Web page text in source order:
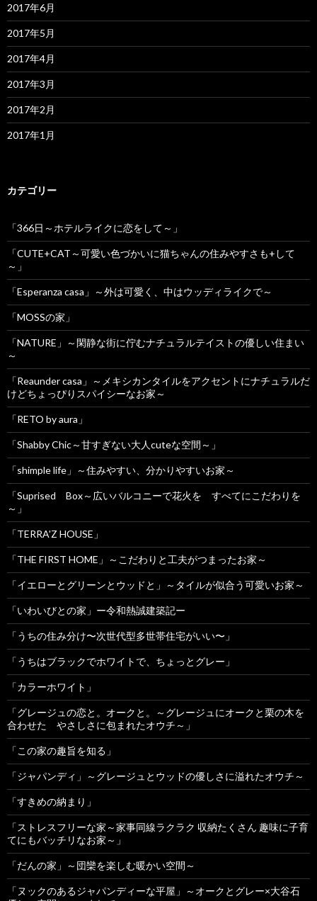
2017年6月
2017年5月
2017年4月
2017年3月
2017年2月
2017年1月
カテゴリー
「366日～ホテルライクに恋をして～」
「CUTE+CAT～可愛い色づかいに猫ちゃんの住みやすさも+して
～」
「Esperanza casa」～外は可愛く、中はウッディライクで～
「MOSSの家」
「NATURE」～閑静な街に佇むナチュラルテイストの優しい住まい
～
「Reaunder casa」～メキシカンタイルをアクセントにナチュラルだ
けどちょっぴりスパイシーなお家～
「RETO by aura」
「Shabby Chic～甘すぎない大人cuteな空間～」
「shimple life」～住みやすい、分かりやすいお家～
「Suprised Box～広いバルコニーで花火を すべてにこだわりを
～」
「TERRA'Z HOUSE」
「THE FIRST HOME」～こだわりと工夫がつまったお家～
「イエローとグリーンとウッドと」～タイルが似合う可愛いお家～
「いわいびとの家」ー令和熱誠建築記ー
「うちの住み分け〜次世代型多世帯住宅がいい〜」
「うちはブラックでホワイトで、ちょっとグレー」
「カラーホワイト」
「グレージュの恋と。オークと。～グレージュにオークと栗の木を
合わせた やさしさに包まれたオウチ～」
「この家の趣旨を知る」
「ジャパンディ」～グレージュとウッドの優しさに溢れたオウチ～
「すきめの納まり」
「ストレスフリーな家～家事同線ラクラク 収納たくさん 趣味に子育
てにもバッチリなお家～」
「だんの家」～団欒を楽しむ暖かい空間～
「ヌックのあるジャパンディーな平屋」～オークとグレー×大谷石